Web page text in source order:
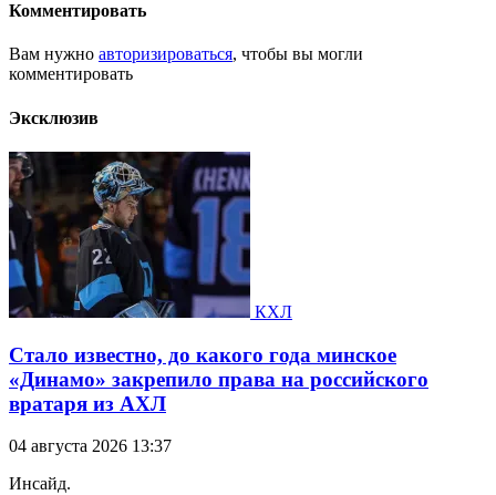
Комментировать
Вам нужно авторизироваться, чтобы вы могли
комментировать
Эксклюзив
КХЛ
Стало известно, до какого года минское
«Динамо» закрепило права на российского
вратаря из АХЛ
04 августа 2026 13:37
Инсайд.